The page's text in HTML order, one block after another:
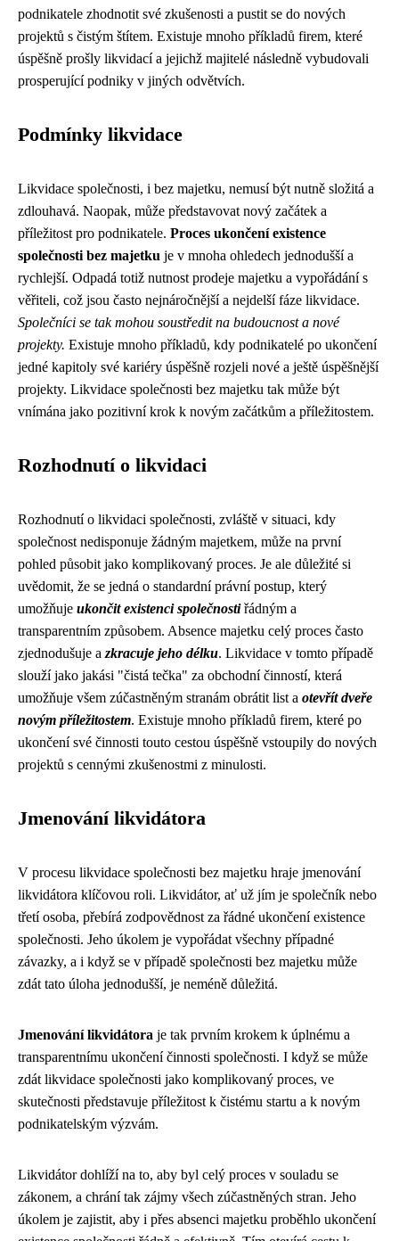
podnikatele zhodnotit své zkušenosti a pustit se do nových
projektů s čistým štítem. Existuje mnoho příkladů firem, které
úspěšně prošly likvidací a jejichž majitelé následně vybudovali
prosperující podniky v jiných odvětvích.
Podmínky likvidace
Likvidace společnosti, i bez majetku, nemusí být nutně složitá a
zdlouhavá. Naopak, může představovat nový začátek a
příležitost pro podnikatele. Proces ukončení existence
společnosti bez majetku je v mnoha ohledech jednodušší a
rychlejší. Odpadá totiž nutnost prodeje majetku a vypořádání s
věřiteli, což jsou často nejnáročnější a nejdelší fáze likvidace.
Společníci se tak mohou soustředit na budoucnost a nové
projekty. Existuje mnoho příkladů, kdy podnikatelé po ukončení
jedné kapitoly své kariéry úspěšně rozjeli nové a ještě úspěšnější
projekty. Likvidace společnosti bez majetku tak může být
vnímána jako pozitivní krok k novým začátkům a příležitostem.
Rozhodnutí o likvidaci
Rozhodnutí o likvidaci společnosti, zvláště v situaci, kdy
společnost nedisponuje žádným majetkem, může na první
pohled působit jako komplikovaný proces. Je ale důležité si
uvědomit, že se jedná o standardní právní postup, který
umožňuje ukončit existenci společnostiřádným a
transparentním způsobem. Absence majetku celý proces často
zjednodušuje a zkracuje jeho délku. Likvidace v tomto případě
slouží jako jakási "čistá tečka" za obchodní činností, která
umožňuje všem zúčastněným stranám obrátit list a otevřít dveře
novým příležitostem. Existuje mnoho příkladů firem, které po
ukončení své činnosti touto cestou úspěšně vstoupily do nových
projektů s cennými zkušenostmi z minulosti.
Jmenování likvidátora
V procesu likvidace společnosti bez majetku hraje jmenování
likvidátora klíčovou roli. Likvidátor, ať už jím je společník nebo
třetí osoba, přebírá zodpovědnost za řádné ukončení existence
společnosti. Jeho úkolem je vypořádat všechny případné
závazky, a i když se v případě společnosti bez majetku může
zdát tato úloha jednodušší, je neméně důležitá.
Jmenování likvidátora je tak prvním krokem k úplnému a
transparentnímu ukončení činnosti společnosti. I když se může
zdát likvidace společnosti jako komplikovaný proces, ve
skutečnosti představuje příležitost k čistému startu a k novým
podnikatelským výzvám.
Likvidátor dohlíží na to, aby byl celý proces v souladu se
zákonem, a chrání tak zájmy všech zúčastněných stran. Jeho
úkolem je zajistit, aby i přes absenci majetku proběhlo ukončení